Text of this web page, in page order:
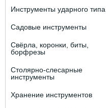
Инструменты ударного типа
Садовые инструменты
Свёрла, коронки, биты,
борфрезы
Столярно-слесарные
инструменты
Хранение инструментов